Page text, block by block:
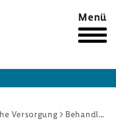
Menü
Versorgung
Behandlung von Zahnerkrankungen